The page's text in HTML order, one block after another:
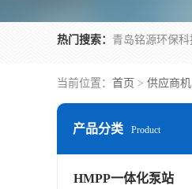
热门搜索：
当前位置： 首页 > 供应商机
产品分类 Product
HMPP一体化泵站